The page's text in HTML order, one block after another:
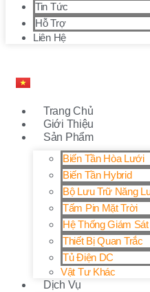
Tin Tức
Hỗ Trợ
Liên Hệ
Trang Chủ
Giới Thiệu
Sản Phẩm
Biến Tần Hòa Lưới
Biến Tần Hybrid
Bộ Lưu Trữ Năng
Tấm Pin Mặt Trời
Hệ Thống Giám Sát
Thiết Bị Quan Trắc
Tủ Điện DC
Vật Tư Khác
Dịch Vụ